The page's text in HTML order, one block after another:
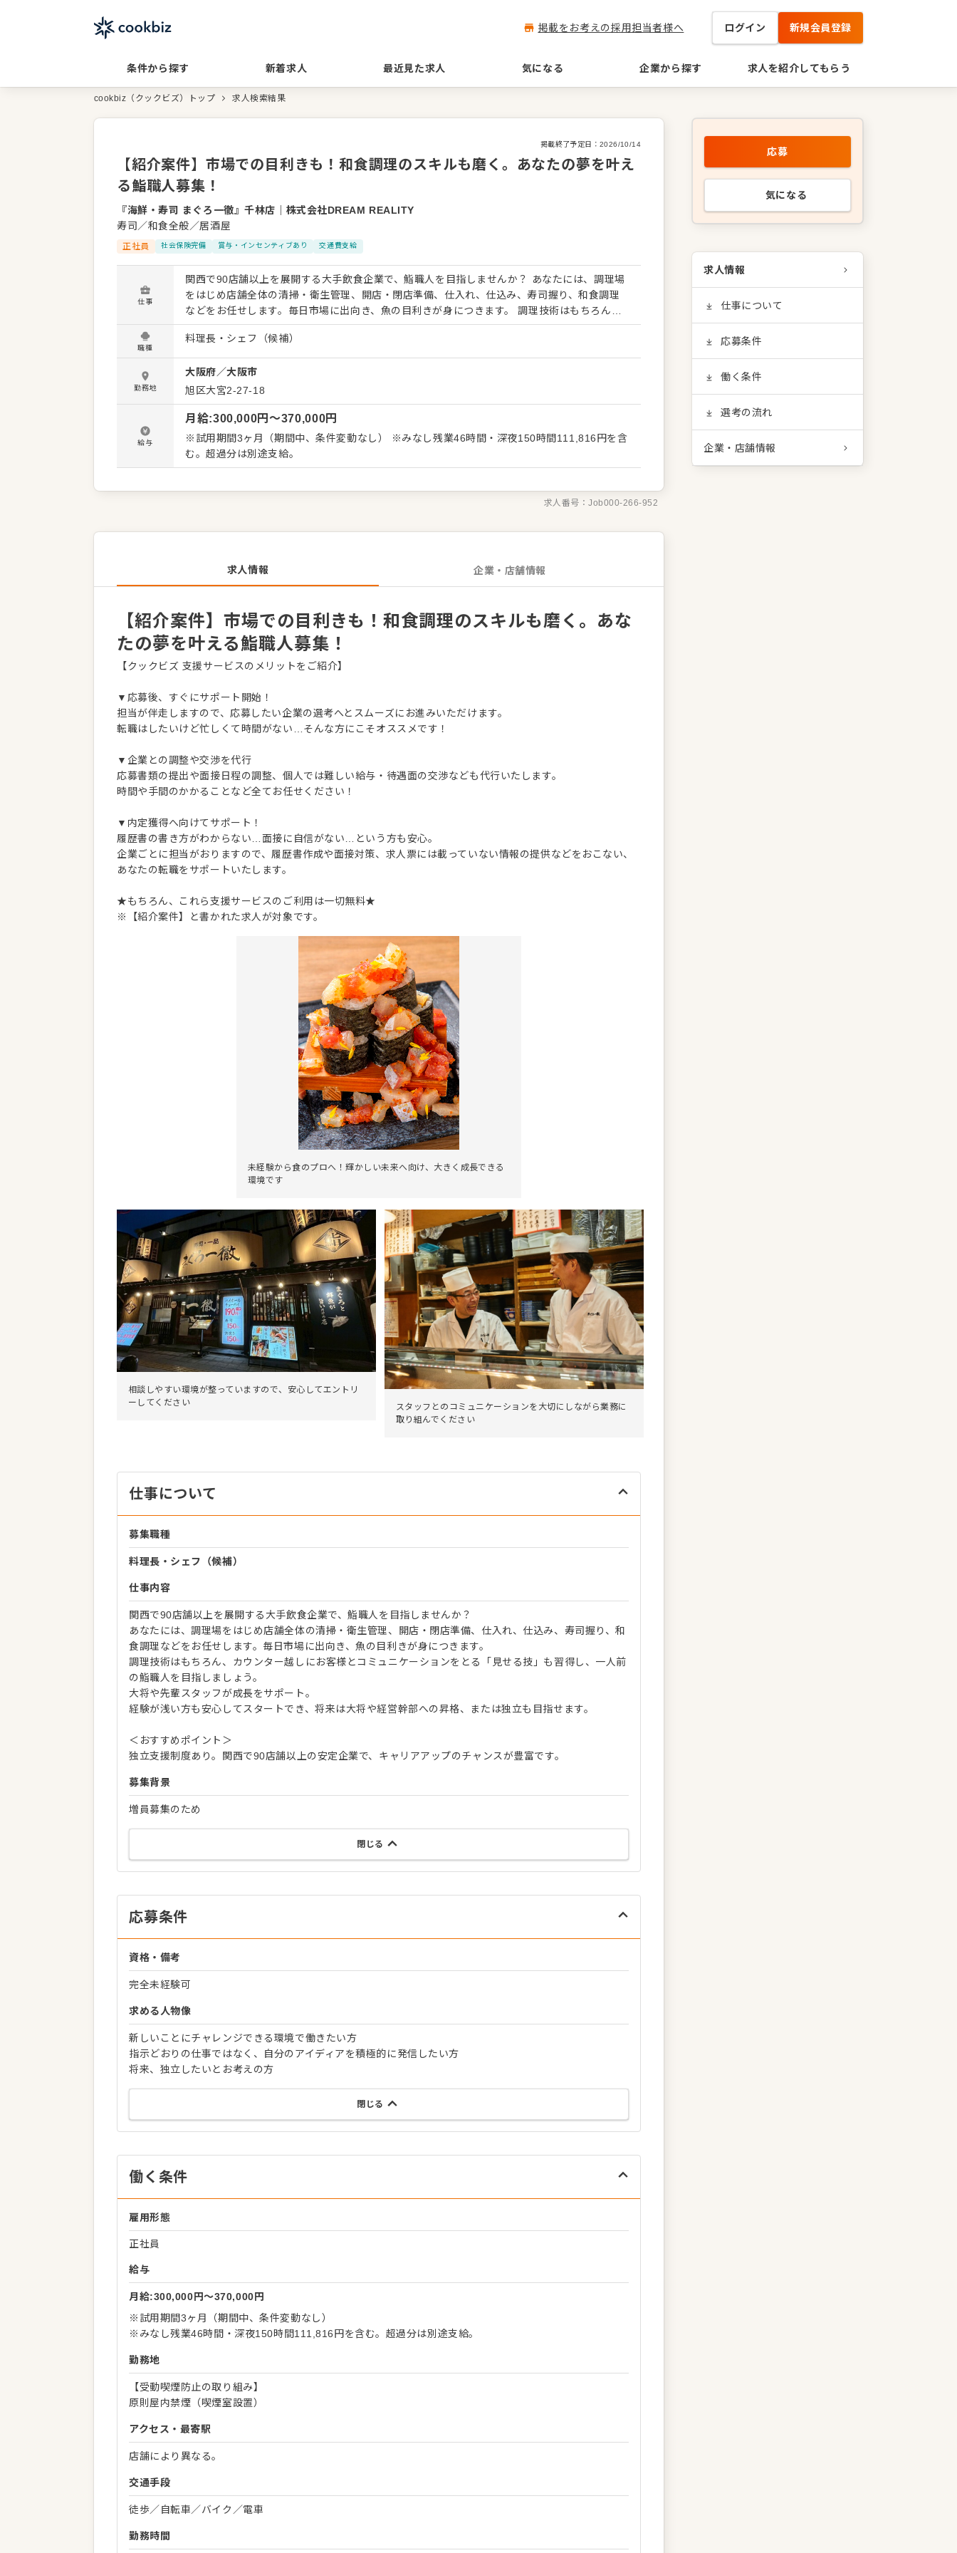
掲載をお考えの採用担当者様へ ログイン 新規会員登録
条件から探す 新着求人 最近見た求人 気になる 企業から探す 求人を紹介してもらう
cookbiz（クックビズ）トップ 求人検索結果
掲載終了予定日： 2026/10/14
【紹介案件】市場での目利きも！和食調理のスキルも磨く。あなたの夢を叶え
る鮨職人募集！
『海鮮・寿司 まぐろ一徹』千林店
株式会社DREAM REALITY
寿司／和食全般／居酒屋
正社員 社会保険完備 賞与・インセンティブあり 交通費支給
仕事
関西で90店舗以上を展開する大手飲食企業で、鮨職人を目指しませんか？ あなたには、調理場
をはじめ店舗全体の清掃・衛生管理、開店・閉店準備、仕入れ、仕込み、寿司握り、和食調理
などをお任せします。毎日市場に出向き、魚の目利きが身につきます。 調理技術はもちろん、
カウンター越しにお客様とコミュニケーションをとる「見せる技」も習得し、一人前の鮨職人
を目指しましょう。 大将や先輩スタッフが成長をサポート。 経験が浅い方も安心してスタート
でき、将来は大将や経営幹部への昇格、または独立も目指せます。 ＜おすすめポイント＞ 独立
支援制度あり。関西で90店舗以上の安定企業で、キャリアアップのチャンスが豊富です。
職種
料理長・シェフ（候補）
勤務地
大阪府／大阪市
旭区大宮2-27-18
給与
月給:300,000円〜370,000円
※試用期間3ヶ月（期間中、条件変動なし） ※みなし残業46時間・深夜150時間111,816円を含
む。超過分は別途支給。
求人番号：Job000-266-952
求人情報 企業・店舗情報
【紹介案件】市場での目利きも！和食調理のスキルも磨く。あな
たの夢を叶える鮨職人募集！
【クックビズ 支援サービスのメリットをご紹介】
▼応募後、すぐにサポート開始！
担当が伴走しますので、応募したい企業の選考へとスムーズにお進みいただけます。
転職はしたいけど忙しくて時間がない…そんな方にこそオススメです！
▼企業との調整や交渉を代行
応募書類の提出や面接日程の調整、個人では難しい給与・待遇面の交渉なども代行いたします。
時間や手間のかかることなど全てお任せください！
▼内定獲得へ向けてサポート！
履歴書の書き方がわからない…面接に自信がない…という方も安心。
企業ごとに担当がおりますので、履歴書作成や面接対策、求人票には載っていない情報の提供などをおこない、
あなたの転職をサポートいたします。
★もちろん、これら支援サービスのご利用は一切無料★
※【紹介案件】と書かれた求人が対象です。
未経験から食のプロへ！輝かしい未来へ向け、大きく成長できる
環境です
相談しやすい環境が整っていますので、安心してエントリ
ーしてください
スタッフとのコミュニケーションを大切にしながら業務に
取り組んでください
仕事について
募集職種
料理長・シェフ（候補）
仕事内容
関西で90店舗以上を展開する大手飲食企業で、鮨職人を目指しませんか？
あなたには、調理場をはじめ店舗全体の清掃・衛生管理、開店・閉店準備、仕入れ、仕込み、寿司握り、和
食調理などをお任せします。毎日市場に出向き、魚の目利きが身につきます。
調理技術はもちろん、カウンター越しにお客様とコミュニケーションをとる「見せる技」も習得し、一人前
の鮨職人を目指しましょう。
大将や先輩スタッフが成長をサポート。
経験が浅い方も安心してスタートでき、将来は大将や経営幹部への昇格、または独立も目指せます。
＜おすすめポイント＞
独立支援制度あり。関西で90店舗以上の安定企業で、キャリアアップのチャンスが豊富です。
募集背景
増員募集のため
閉じる
応募条件
資格・備考
完全未経験可
求める人物像
新しいことにチャレンジできる環境で働きたい方
指示どおりの仕事ではなく、自分のアイディアを積極的に発信したい方
将来、独立したいとお考えの方
閉じる
働く条件
雇用形態
正社員
給与
月給:300,000円〜370,000円
※試用期間3ヶ月（期間中、条件変動なし）
※みなし残業46時間・深夜150時間111,816円を含む。超過分は別途支給。
勤務地
【受動喫煙防止の取り組み】
原則屋内禁煙（喫煙室設置）
アクセス・最寄駅
店舗により異なる。
交通手段
徒歩／自転車／バイク／電車
勤務時間
応募
気になる
求人情報
仕事について
応募条件
働く条件
選考の流れ
企業・店舗情報